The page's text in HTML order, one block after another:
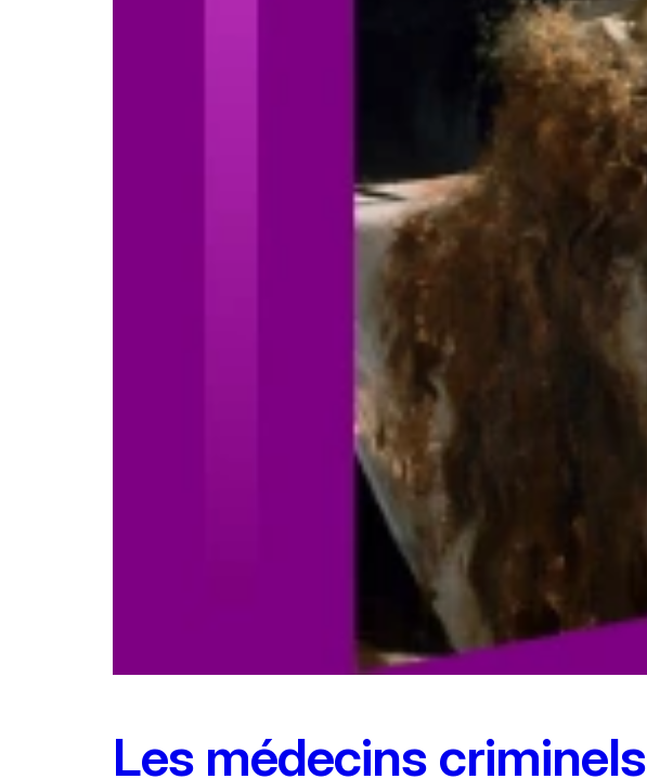
Les médecins criminels